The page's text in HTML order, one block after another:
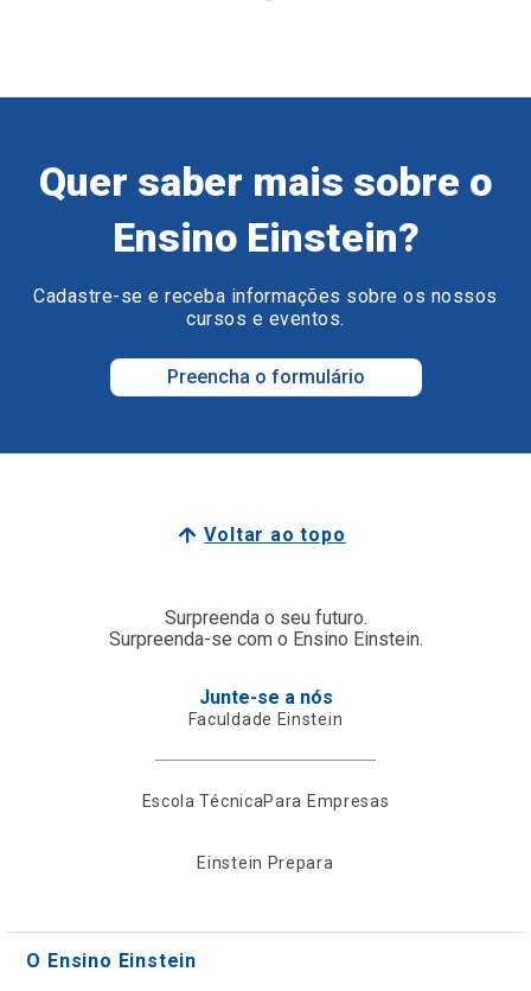
Quer saber mais sobre o
Ensino Einstein?
Cadastre-se e receba informações sobre os nossos
cursos e eventos.
Preencha o formulário
Voltar ao topo
Surpreenda o seu futuro.
Surpreenda-se com o Ensino Einstein.
Junte-se a nós
Faculdade Einstein
Escola TécnicaPara Empresas
Einstein Prepara
O Ensino Einstein